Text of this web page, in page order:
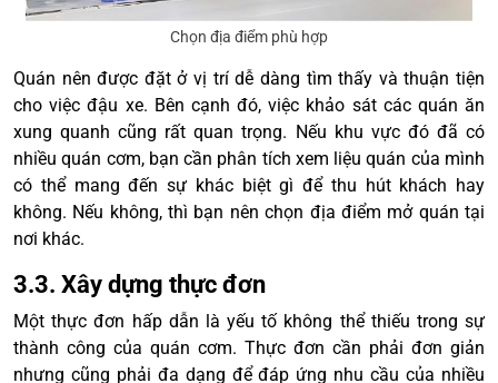
Chọn địa điểm phù hợp
Quán nên được đặt ở vị trí dễ dàng tìm thấy và thuận tiện
cho việc đậu xe. Bên cạnh đó, việc khảo sát các quán ăn
xung quanh cũng rất quan trọng. Nếu khu vực đó đã có
nhiều quán cơm, bạn cần phân tích xem liệu quán của mình
có thể mang đến sự khác biệt gì để thu hút khách hay
không. Nếu không, thì bạn nên chọn địa điểm mở quán tại
nơi khác.
3.3. Xây dựng thực đơn
Một thực đơn hấp dẫn là yếu tố không thể thiếu trong sự
thành công của quán cơm. Thực đơn cần phải đơn giản
nhưng cũng phải đa dạng để đáp ứng nhu cầu của nhiều